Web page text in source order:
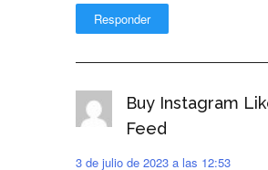
Responder
Buy Instagram
Feed
3 de julio de 2023 a las 12:53